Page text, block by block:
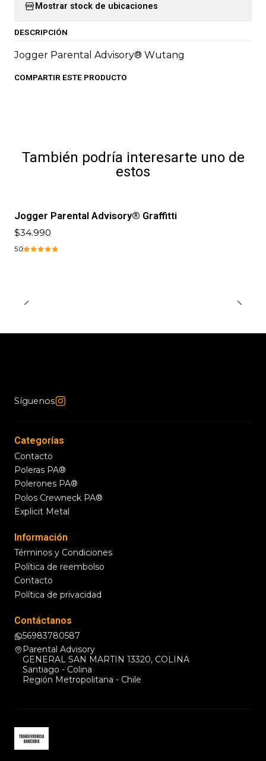
Mostrar stock de ubicaciones
DESCRIPCIÓN
Jogger Parental Advisory® Wutang
COMPARTIR ESTE PRODUCTO
También podría interesarte uno de
estos
Jogger Parental Advisory® Graffitti
$34.990
5.0
Síguenos
Categorías
Contacto
Poleras PA®
Polerones PA®
Polos Crewneck PA®
Explicit Metal
Información
Términos y Condiciones
Política de reembolso
Contacto
Política de privacidad
Contáctanos
56983780587
Parental Advisory
GENERAL SAN MARTIN 13320, COLINA
Santiago - Colina
Región Metropolitana - Chile